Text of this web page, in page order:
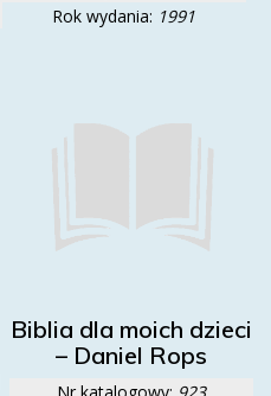
Rok wydania: 1991
Biblia dla moich dzieci
– Daniel Rops